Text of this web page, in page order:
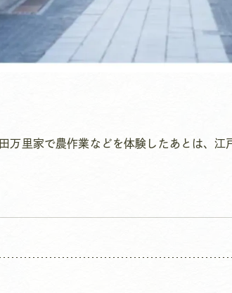
里家で農作業などを体験したあとは、